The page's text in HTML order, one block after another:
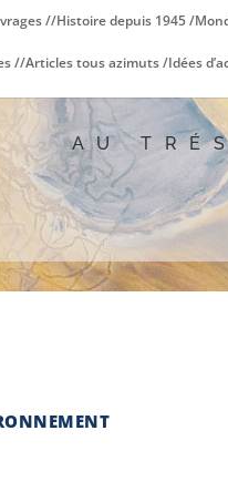
//Histoire depuis 1945 /
//Articles tous azimuts /Idées
AU